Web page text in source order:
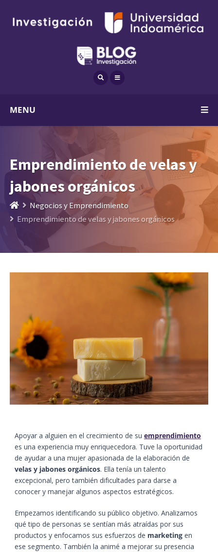
MENU
Emprendimiento de velas y
jabones orgánicos
Negocios y Emprendimiento
Emprendimiento de velas y jabones orgánicos
Apoyar a alguien en el crecimiento de su emprendimiento
es una experiencia muy enriquecedora. Tuve la oportunidad
de ayudar a una mujer apasionada de la elaboración de
velas y jabones orgánicos. Ella tenía un talento
excepcional, pero también dificultades para darse a
conocer y manejar algunos aspectos estratégicos.
Empezamos identificando su público objetivo. Analizamos
qué tipo de personas se sentían más atraídas por sus
productos y enfocamos sus esfuerzos de marketing en
ese segmento. También la animé a mejorar su presencia